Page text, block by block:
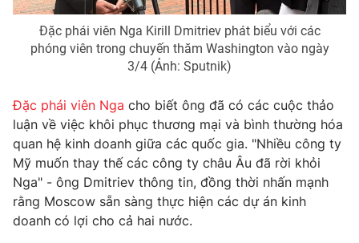
THỜI BÁO VTV
Cơ quan chủ quản: Đài Truyền hình Việt Nam
Cơ quan báo chí:Thời báo VTV
Giấy phép hoạt động báo in và báo điện tử số 483/GP-BTTTT
cấp ngày 29/12/2023
Tổng Biên tập:Vũ Thanh Thủy
Phó Tổng Biên tập: Nguyễn Thị Mỹ Hạnh, Phạm Quốc Thắng,
Đặc phái viên Nga Kirill Dmitriev phát biểu với các
phóng viên trong chuyến thăm Washington vào ngày
3/4 (Ảnh: Sputnik)
Đặc phái viên Nga cho biết ông đã có các cuộc thảo
luận về việc khôi phục thương mại và bình thường hóa
quan hệ kinh doanh giữa các quốc gia. "Nhiều công ty
Mỹ muốn thay thế các công ty châu Âu đã rời khỏi
Nga" - ông Dmitriev thông tin, đồng thời nhấn mạnh
rằng Moscow sẵn sàng thực hiện các dự án kinh
doanh có lợi cho cả hai nước.